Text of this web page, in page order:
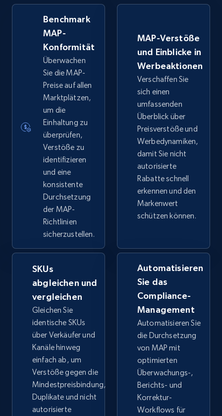
Benchmark
MAP-
Konformität
Überwachen
Sie die MAP-
Preise auf allen
Marktplätzen,
um die
Einhaltung zu
überprüfen,
Verstöße zu
identifizieren
und eine
konsistente
Durchsetzung
der MAP-
Richtlinien
sicherzustellen.
MAP-Verstöße
und Einblicke in
Werbeaktionen
Verschaffen Sie
sich einen
umfassenden
Überblick über
Preisverstöße und
Werbedynamiken,
damit Sie nicht
autorisierte
Rabatte schnell
erkennen und den
Markenwert
schützen können.
SKUs
abgleichen und
vergleichen
Gleichen Sie
identische SKUs
über Verkäufer und
Kanäle hinweg
einfach ab, um
Verstöße gegen die
Mindestpreisbindung,
Duplikate und nicht
autorisierte
Automatisieren
Sie das
Compliance-
Management
Automatisieren Sie
die Durchsetzung
von MAP mit
optimierten
Überwachungs-,
Berichts- und
Korrektur-
Workflows für